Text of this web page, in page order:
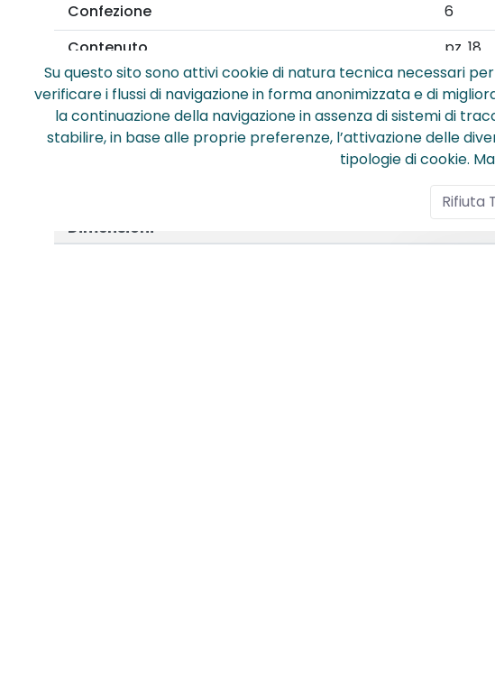
Confezione
6
Contenuto
pz. 18
Colore
Punta
mm 3,3
mm
Legno
Dimensioni
Su questo sito sono attivi cookie di natura tecnica necessari
verificare i flussi di navigazione in forma anonimizzata e di
la continuazione della navigazione in assenza di sistemi di
stabilire, in base alle proprie preferenze, l’attivazione delle
tipologie di cookie.
Rifiuta